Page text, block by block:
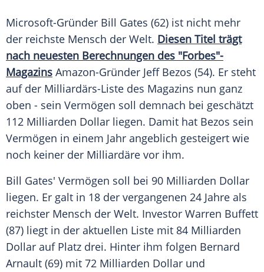
Microsoft-Gründer Bill Gates (62) ist nicht mehr
der reichste Mensch der Welt. Diesen Titel trägt
nach neuesten Berechnungen des "Forbes"-
Magazins Amazon-Gründer Jeff Bezos (54). Er steht
auf der Milliardärs-Liste des Magazins nun ganz
oben - sein Vermögen soll demnach bei geschätzt
112 Milliarden Dollar liegen. Damit hat Bezos sein
Vermögen in einem Jahr angeblich gesteigert wie
noch keiner der Milliardäre vor ihm.
Bill Gates' Vermögen soll bei 90 Milliarden Dollar
liegen. Er galt in 18 der vergangenen 24 Jahre als
reichster Mensch der Welt. Investor Warren Buffett
(87) liegt in der aktuellen Liste mit 84 Milliarden
Dollar auf Platz drei. Hinter ihm folgen Bernard
Arnault (69) mit 72 Milliarden Dollar und